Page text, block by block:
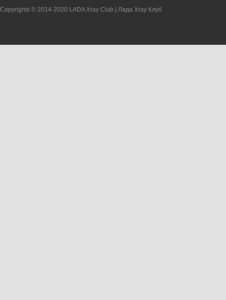
Copyrights © 2014-2020 LADA Xray Club | Лада Xray Клуб